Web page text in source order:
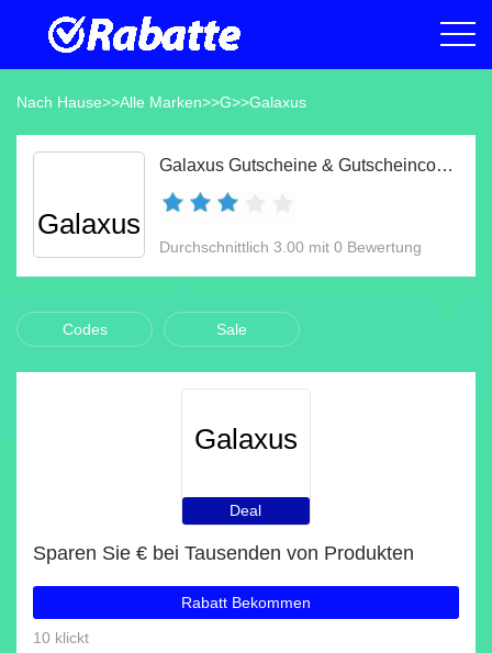
Nach Hause>>Alle Marken>>G>>Galaxus
Galaxus
Galaxus Gutscheine & Gutscheincodes Aug 2026
Durchschnittlich 3.00 mit 0 Bewertung
Codes Sale
Galaxus
Deal
Sparen Sie € bei Tausenden von Produkten
Rabatt Bekommen
10 klickt